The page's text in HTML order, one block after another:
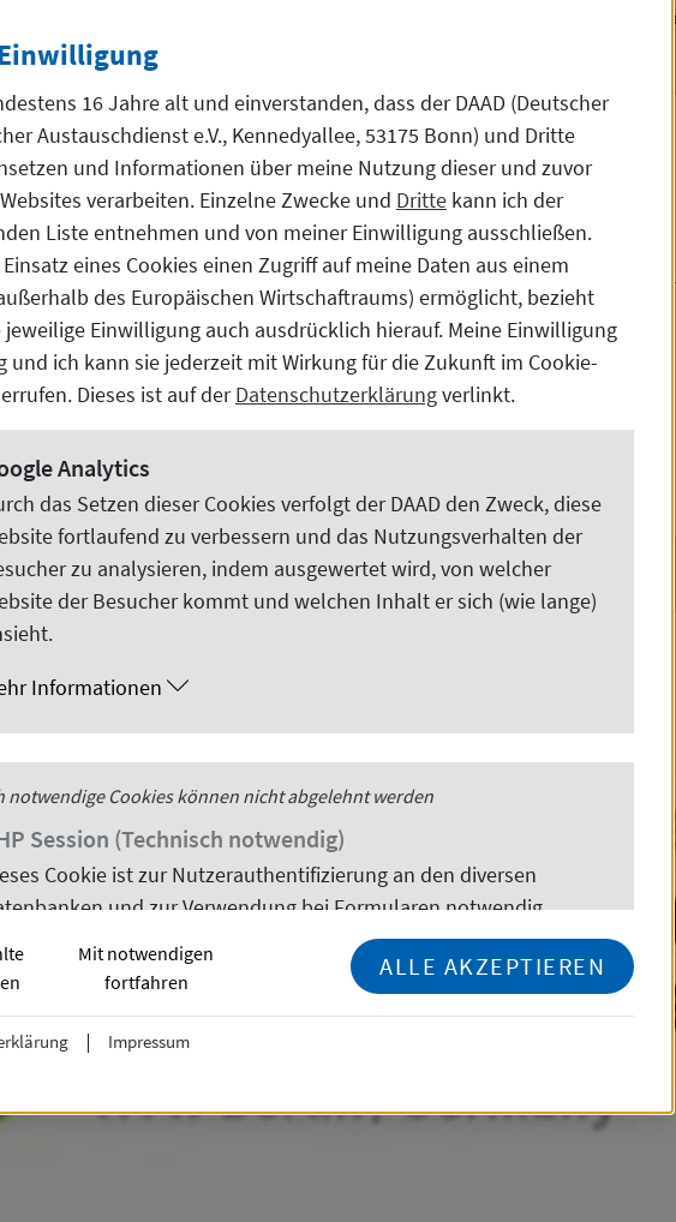
Programmbeschreibung genannten Ansprechpartner nach den
Ihre Auswahl
16 Jahre alt und einverstanden, dass der DAAD (Deutscher
Austauschdienst e.V., Kennedyallee, 53175 Bonn) und Dritte
und Informationen über meine Nutzung dieser und zuvor
Websites verarbeiten. Einzelne Zwecke und Dritte kann ich der
Liste entnehmen und von meiner Einwilligung ausschließen.
eines Cookies einen Zugriff auf meine Daten aus einem
des Europäischen Wirtschaftraums) ermöglicht, bezieht
jeweilige Einwilligung auch ausdrücklich hierauf. Meine Einwilligung
und ich kann sie jederzeit mit Wirkung für die Zukunft im Cookie-
Dieses ist auf derDatenschutzerklärungverlinkt.
Analytics
das Setzen dieserCookies verfolgt der DAAD den Zweck, diese
fortlaufend zu verbessern und das Nutzungsverhalten der
zu analysieren, indem ausgewertet wird, von welcher
der Besucher kommt und welchen Inhalt er sich (wie lange)
Informationen
notwendigeCookieskönnen nicht abgelehnt werden
Session (Technisch notwendig)
Cookie ist zur Nutzerauthentifizierung an den diversen
und zur Verwendung bei Formularen notwendig.
Informationen
Einstellungen(Technisch notwendig)
Mit notwendigen
fortfahren
ALLE AKZEPTIEREN
Impressum